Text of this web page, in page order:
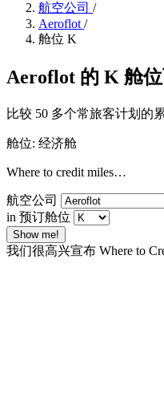
航空公司 /
Aeroflot /
舱位 K
Aeroflot 的 K 舱
比较 50 多个常旅客计划的
舱位: 经济舱
Where to credit miles…
航空公司
in 预订舱位
Show me!
我们很高兴宣布 Where to